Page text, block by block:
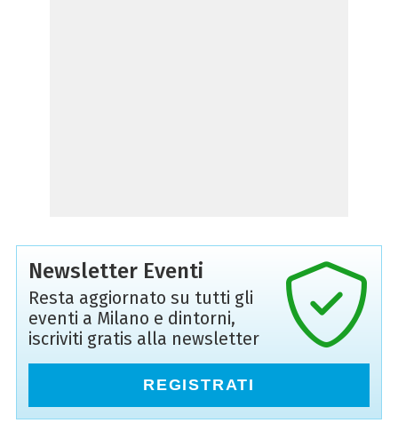
Newsletter Eventi
Resta aggiornato su tutti gli
eventi a Milano e dintorni,
iscriviti gratis alla newsletter
REGISTRATI